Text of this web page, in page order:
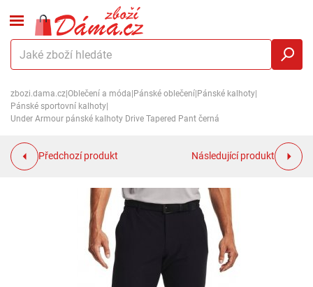
zbozi.dama.cz Oblečení a móda Pánské oblečení Pánské kalhoty
Pánské sportovní kalhoty
Under Armour pánské kalhoty Drive Tapered Pant černá
Předchozí produkt Následující produkt